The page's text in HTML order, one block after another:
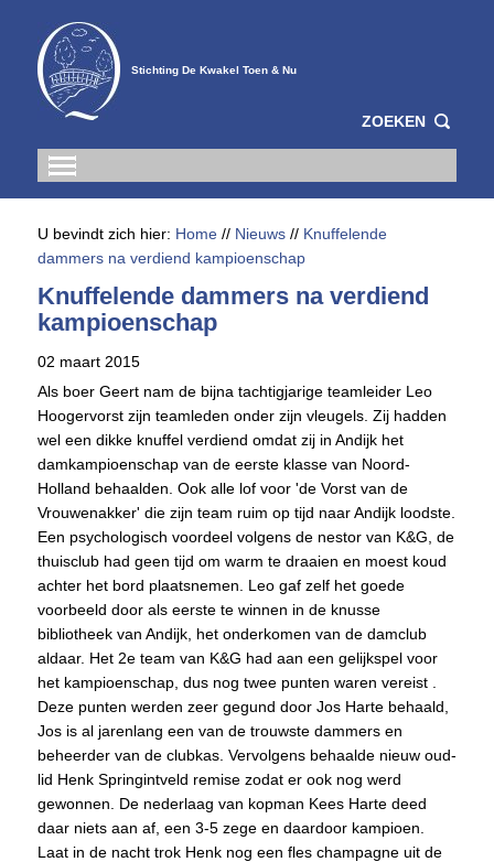
Stichting De Kwakel Toen & Nu
ZOEKEN
U bevindt zich hier: Home// Nieuws// Knuffelende
dammers na verdiend kampioenschap
Knuffelende dammers na verdiend
kampioenschap
02 maart 2015
Als boer Geert nam de bijna tachtigjarige teamleider Leo
Hoogervorst zijn teamleden onder zijn vleugels. Zij hadden
wel een dikke knuffel verdiend omdat zij in Andijk het
damkampioenschap van de eerste klasse van Noord-
Holland behaalden. Ook alle lof voor 'de Vorst van de
Vrouwenakker' die zijn team ruim op tijd naar Andijk loodste.
Een psychologisch voordeel volgens de nestor van K&G, de
thuisclub had geen tijd om warm te draaien en moest koud
achter het bord plaatsnemen. Leo gaf zelf het goede
voorbeeld door als eerste te winnen in de knusse
bibliotheek van Andijk, het onderkomen van de damclub
aldaar. Het 2e team van K&G had aan een gelijkspel voor
het kampioenschap, dus nog twee punten waren vereist .
Deze punten werden zeer gegund door Jos Harte behaald,
Jos is al jarenlang een van de trouwste dammers en
beheerder van de clubkas. Vervolgens behaalde nieuw oud-
lid Henk Springintveld remise zodat er ook nog werd
gewonnen. De nederlaag van kopman Kees Harte deed
daar niets aan af, een 3-5 zege en daardoor kampioen.
Laat in de nacht trok Henk nog een fles champagne uit de